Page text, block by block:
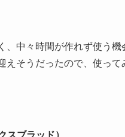
、中々時間が作れず使う
えそうだったので、使って